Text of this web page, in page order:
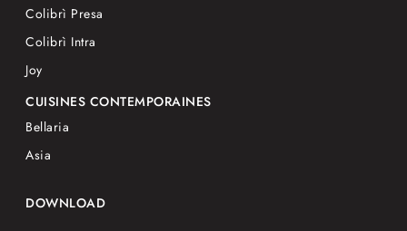
Colibrì Presa
Colibrì Intra
Joy
CUISINES CONTEMPORAINES
Bellaria
Asia
DOWNLOAD